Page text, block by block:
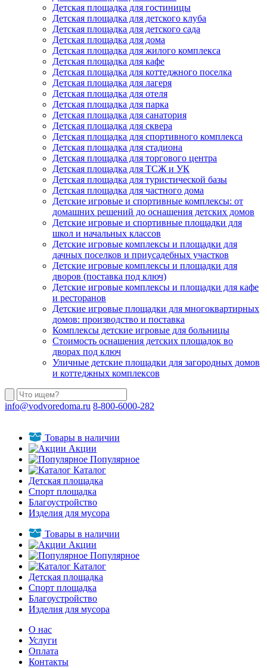
Детская площадка для гостиницы
Детская площадка для детского клуба
Детская площадка для детского сада
Детская площадка для дома
Детская площадка для жилого комплекса
Детская площадка для кафе
Детская площадка для коттеджного поселка
Детская площадка для лагеря
Детская площадка для отеля
Детская площадка для парка
Детская площадка для санатория
Детская площадка для сквера
Детская площадка для спортивного комплекса
Детская площадка для стадиона
Детская площадка для торгового центра
Детская площадка для ТСЖ и УК
Детская площадка для туристической базы
Детская площадка для частного дома
Детские игровые и спортивные комплексы: от
домашних решений до оснащения детских домов
Детские игровые и спортивные площадки для
школ и начальных классов
Детские игровые комплексы и площадки для
дачных поселков и приусадебных участков
Детские игровые комплексы и площадки для
дворов (поставка под ключ)
Детские игровые комплексы и площадки для кафе
и ресторанов
Детские игровые площадки для многоквартирных
домов: производство и поставка
Комплексы детские игровые для больницы
Стоимость оснащения детских площадок во
дворах под ключ
Уличные детские площадки для загородных домов
и коттеджных комплексов
info@vodvoredoma.ru 8-800-6000-282
Товары в наличии
Акции
Популярное
Каталог
Детская площадка
Спорт площадка
Благоустройство
Изделия для мусора
Товары в наличии
Акции
Популярное
Каталог
Детская площадка
Спорт площадка
Благоустройство
Изделия для мусора
О нас
Услуги
Оплата
Контакты